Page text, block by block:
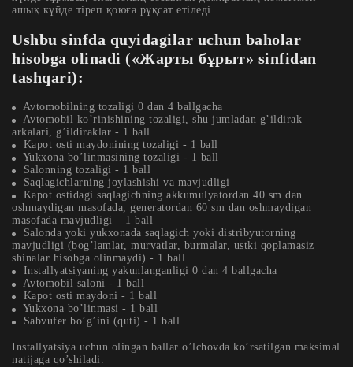
ашық күйде тіреп қоюға рұқсат етіледі.
Ushbu sinfda quyidagilar uchun baholar
hisobga olinadi («Жарты бұрыт» sinfidan
tashqari):
Avtomobilning tozaligi 0 dan 4 ballgacha
Avtomobil ko’rinishining tozaligi, shu jumladan g’ildirak
arkalari, g’ildiraklar - 1 ball
Kapot osti maydonining tozaligi - 1 ball
Yukxona bo’linmasining tozaligi - 1 ball
Salonning tozaligi - 1 ball
Saqlagichlarning joylashishi va mavjudligi
Kapot ostidagi saqlagichning akkumulyatordan 40 sm dan
oshmaydigan masofada, generatordan 60 sm dan oshmaydigan
masofada mavjudligi – 1 ball
Salonda yoki yukxonada saqlagich yoki distribyutorning
mavjudligi (bog’lamlar, murvatlar, burmalar, ustki qoplamasiz
shinalar hisobga olinmaydi) - 1 ball
Installyatsiyaning yakunlanganligi 0 dan 4 ballgacha
Avtomobil saloni - 1 ball
Kapot osti maydoni - 1 ball
Yukxona bo’linmasi - 1 ball
Sabvufer bo’g’ini (quti) - 1 ball
Installyatsiya uchun olingan ballar o’lchovda ko’rsatilgan maksimal
natijaga qo’shiladi.